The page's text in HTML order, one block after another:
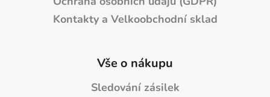
Kontakty a Velkoobchodní sklad
Vše o nákupu
Sledování zásilek